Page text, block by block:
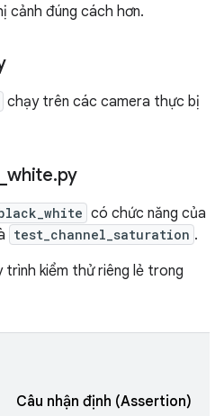
cảnh đúng cách hơn.
chạy trên các camera thực bị
white.py
có chức năng của
test_channel_saturation .
trình kiểm thử riêng lẻ trong
Câu nhận định (Assertion)